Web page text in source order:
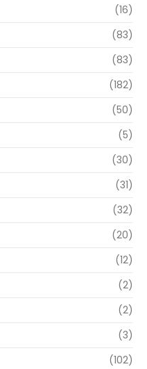
(16)
(83)
(83)
(182)
(50)
(5)
(30)
(31)
(32)
(20)
(12)
(2)
(2)
(3)
(102)